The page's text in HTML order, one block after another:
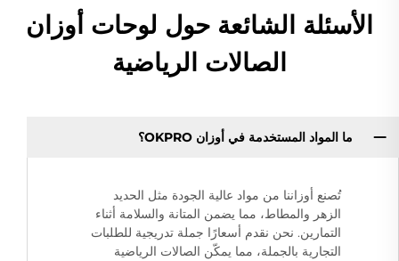
الأسئلة الشائعة حول لوحات أوزان
الصالات الرياضية
ما المواد المستخدمة في أوزان OKPRO؟
تُصنع أوزاننا من مواد عالية الجودة مثل الحديد
الزهر والمطاط، مما يضمن المتانة والسلامة أثناء
التمارين. نحن نقدم أسعارًا جملة تدريجية للطلبات
التجارية بالجملة، مما يمكّن الصالات الرياضية